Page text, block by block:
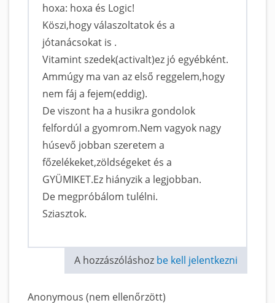
hoxa: hoxa és Logic!
Köszi,hogy válaszoltatok és a
jótanácsokat is .
Vitamint szedek(activalt)ez jó egyébként.
Ammúgy ma van az első reggelem,hogy
nem fáj a fejem(eddig).
De viszont ha a husikra gondolok
felfordúl a gyomrom.Nem vagyok nagy
húsevő jobban szeretem a
főzelékeket,zöldségeket és a
GYÜMIKET.Ez hiányzik a legjobban.
De megpróbálom tulélni.
Sziasztok.
A hozzászóláshoz be kell jelentkezni
Anonymous (nem ellenőrzött)